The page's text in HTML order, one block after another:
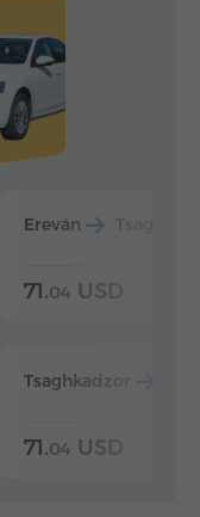
Ereván
71.04 USD
Tsaghkadzor
71.04 USD